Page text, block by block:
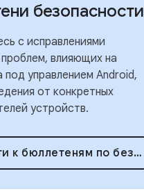
безопасности
с исправлениями
влияющих на
под управлением Android,
от конкретных
устройств.
бюллетеням по безопасности